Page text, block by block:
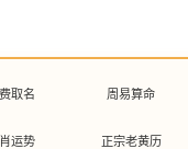
取名 周易算命
运势 正宗老黄历